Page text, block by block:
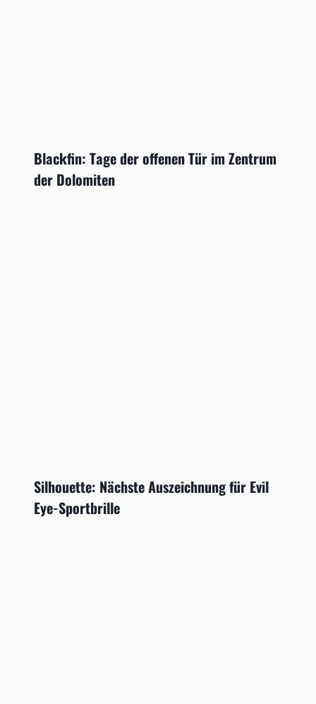
Blackfin: Tage der offenen Tür im Zentrum
der Dolomiten
Silhouette: Nächste Auszeichnung für Evil
Eye-Sportbrille